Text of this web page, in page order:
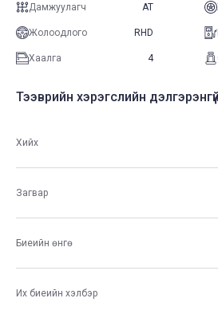
Дамжуулагч AT
Жолоодлого RHD
Хаалга 4
Тээврийн хэрэгслийн дэлгэрэнгүй
Хийх
Загвар
Биеийн өнгө
Их биеийн хэлбэр